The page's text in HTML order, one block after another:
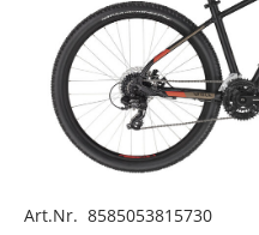
Art.Nr. 8585053815730